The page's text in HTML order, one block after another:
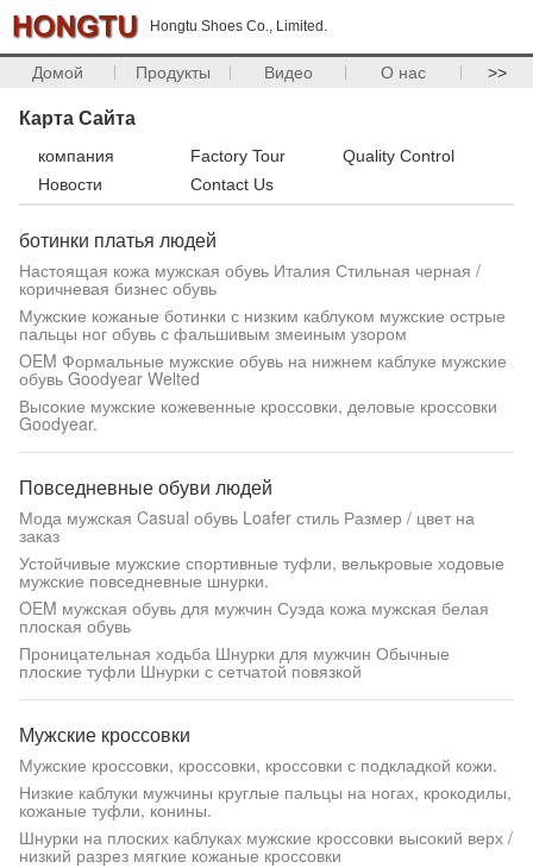
Hongtu Shoes Co., Limited.
Домой Продукты Видео О нас >>
Карта Сайта
компания Factory Tour
Quality Control
Новости
Contact Us
ботинки платья людей
Настоящая кожа мужская обувь Италия Стильная черная /
коричневая бизнес обувь
Мужские кожаные ботинки с низким каблуком мужские острые
пальцы ног обувь с фальшивым змеиным узором
OEM Формальные мужские обувь на нижнем каблуке мужские
обувь Goodyear Welted
Высокие мужские кожевенные кроссовки, деловые кроссовки
Goodyear.
Повседневные обуви людей
Мода мужская Casual обувь Loafer стиль Размер / цвет на
заказ
Устойчивые мужские спортивные туфли, велькровые ходовые
мужские повседневные шнурки.
OEM мужская обувь для мужчин Суэда кожа мужская белая
плоская обувь
Проницательная ходьба Шнурки для мужчин Обычные
плоские туфли Шнурки с сетчатой повязкой
Мужские кроссовки
Мужские кроссовки, кроссовки, кроссовки с подкладкой кожи.
Низкие каблуки мужчины круглые пальцы на ногах, крокодилы,
кожаные туфли, конины.
Шнурки на плоских каблуках мужские кроссовки высокий верх /
низкий разрез мягкие кожаные кроссовки